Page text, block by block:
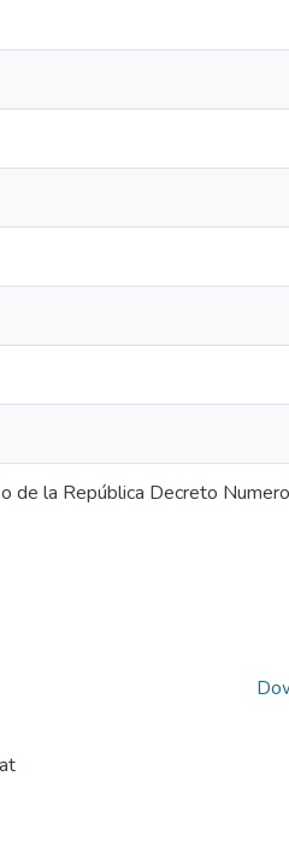
de la República Decreto